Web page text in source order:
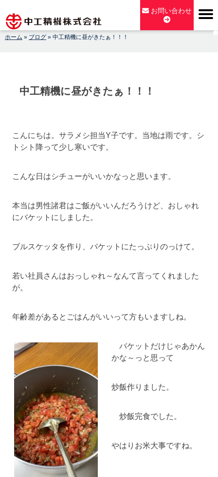
content
お問い合わせ
ホーム » ブログ » 中工精機に昼がきたぁ！！！
中工精機に昼がきたぁ！！！
こんにちは。サラメシ担当Y子です。当地は雨です。シ
トシト降って少し寒いです。
こんな日はシチューがいいかなっと思います。
本当は男性諸君はご飯がいいんだろうけど、おしゃれ
にバケットにしました。
ブルスケッタを作り、バケットにたっぷりのっけて。
若い社員さんはおっしゃれ～なんて言ってくれました
が。
年齢差があるとごはんがいいって方もいますしね。
バケットだけじゃあかん
かな～っと思って
炒飯作りました。
炒飯完食でした。
やはりお米大事ですね。